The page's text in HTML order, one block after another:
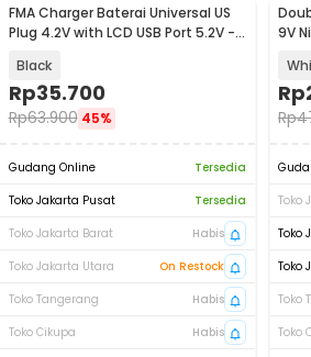
FMA Charger Baterai Universal US
Plug 4.2V with LCD USB Port 5.2V -
Black
Rp35.700
Rp63.900 45%
Gudang Online
Tersedia
Toko Jakarta Pusat
Tersedia
Toko Jakarta Barat
Habis
Toko Jakarta Utara
On Restock
Toko Tangerang
Habis
Toko Cikupa
Habis
9V
Rp
Rp
Toko
Toko
Toko
Toko
Toko